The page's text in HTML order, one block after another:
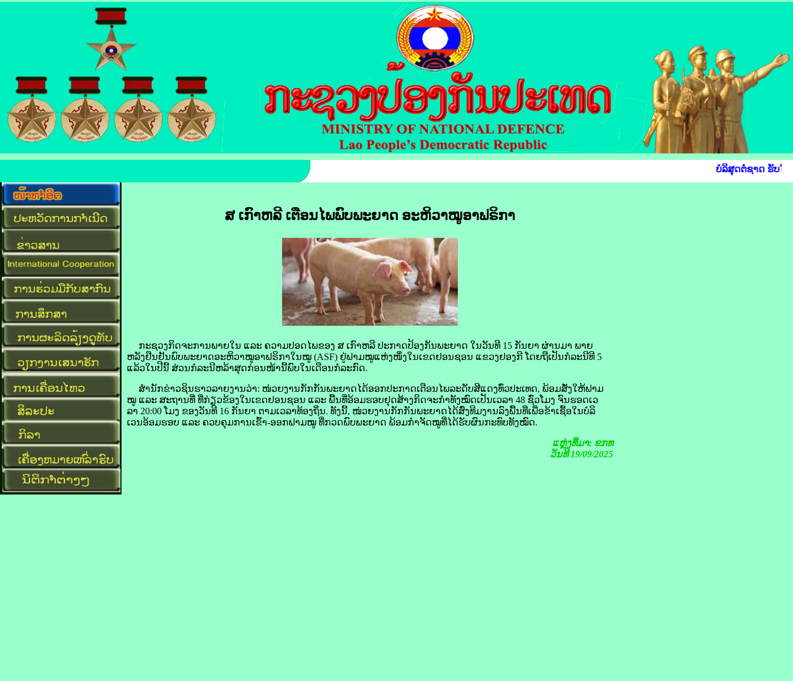
ບໍລິສຸດຕໍ່ຊາດ ຮັບໃຊ້
ສ ເກົາຫລີ ເຕືອນ​ໄພ​ພົບ​ພະຍາດ​ ອະຫິ​ວາ​ໝູ​ອາ​ຟຣິ​ກາ
​ກະຊວງ​ກິດຈະການ​ພາຍ​ໃນ ແລະ ຄວາມ​ປອດ​ໄພ​ຂອງ ​ສ ​ເກົາຫລີ ປະກາດ​ປ້ອງ​ກັນ​ພະຍາດ ໃນ​ວັນ​ທີ 15 ກັນຍາ ຜ່ານ​ມາ ພາຍ
ຫລັງ​ຢືນຢັນ​ພົບ​ພະຍາດ​ອະຫິ​ວາ​ໝູ​ອາ​ຟຣິ​ກາ​ໃນ​ໝູ (ASF) ຢູ່​ຟາມ​ໝູ​ແຫ່ງ​ໜຶ່ງ​ໃນ​ເຂດ​ຢອນ​ຊອນ ແຂວງ​ຢອງ​ກີ ໂດຍ​ຖື​ເປັນ​ກໍລະນີ​ທີ 5
ແລ້ວ​ໃນ​ປີ​ນີ້ ສ່ວນ​ກໍລະນີ​ຫລ້າ​ສຸດ​ກ່ອນ​ໜ້າ​ນີ້​ພົບ​ໃນ​ເດືອນ​ກໍລະກົດ.
ສຳນັກ​ຂ່າວ​ຊິນ​ຮາວ​ລາຍ​ງານ​ວ່າ: ໜ່ວຍ​ງານ​ກັກ​ກັນ​ພະຍາດ​ໄດ້​ອອກ​ປະກາດ​ເຕືອນ​ໄພ​ລະດັບ​ສີແດງ​ທົ່ວ​ປະເທດ, ພ້ອມ​ສັ່ງ​ໃຫ້​ຟາມ
ໝູ ແລະ ສະຖານທີ່ ທີ່​ກ່ຽວຂ້ອງ​ໃນ​ເຂດ​ຢອນ​ຊອນ ແລະ ພື້ນ​ທີ່​ອ້ອມ​ຮອບ​ຢຸດ​ສ້າງ​ກິດຈະກຳ​ທັງ​ໝົດ​ເປັນ​ເວລາ 48 ຊົ່ວໂມງ ຈົນ​ຮອດ​ເວ
ລາ 20:00 ໂມງ ຂອງ​ວັນ​ທີ 16 ກັນຍາ ຕາມ​ເວລາ​ທ້ອງຖິ່ນ. ທັງ​ນີ້, ໜ່ວຍ​ງານ​ກັກ​ກັນ​ພະຍາດ​ໄດ້​ສົ່ງ​ທີມ​ງານ​ລົງພື້ນ​ທີ່​ເພື່ອ​ຂ້າ​ເຊື້ອ​ໃນ​ບໍລິ
ເວນ​ອ້ອມ​ຮອບ ແລະ ຄວບ​ຄຸມ​ການ​ເຂົ້າ-ອອກ​ຟາມ​ໝູ​ ທີ່​ກວດ​ພົບ​ພະຍາດ ພ້ອມ​ກຳຈັດ​ໝູ​ທີ່​ໄດ້​ຮັບ​ຜົນ​ກະທົບ​ທັງ​ໝົດ.
ແຫຼ່ງທີ່ມາ: ຂກທ
ວັນທີ 19/09/2025